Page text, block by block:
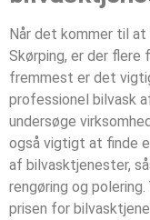
Når det kommer til
Skørping, er der flere
fremmest er det
professionel bilvask
undersøge
også vigtigt at finde
af bilvasktjenester,
rengøring og
prisen for